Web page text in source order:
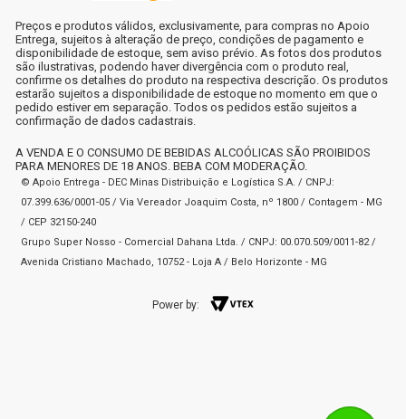
Preços e produtos válidos, exclusivamente, para compras no Apoio
Entrega, sujeitos à alteração de preço, condições de pagamento e
disponibilidade de estoque, sem aviso prévio. As fotos dos produtos
são ilustrativas, podendo haver divergência com o produto real,
confirme os detalhes do produto na respectiva descrição. Os produtos
estarão sujeitos a disponibilidade de estoque no momento em que o
pedido estiver em separação. Todos os pedidos estão sujeitos a
confirmação de dados cadastrais.
A VENDA E O CONSUMO DE BEBIDAS ALCOÓLICAS SÃO PROIBIDOS
PARA MENORES DE 18 ANOS. BEBA COM MODERAÇÃO.
© Apoio Entrega - DEC Minas Distribuição e Logística S.A. / CNPJ:
07.399.636/0001-05 / Via Vereador Joaquim Costa, nº 1800 / Contagem - MG
/ CEP 32150-240
Grupo Super Nosso - Comercial Dahana Ltda. / CNPJ: 00.070.509/0011-82 /
Avenida Cristiano Machado, 10752 - Loja A / Belo Horizonte - MG
Power by: